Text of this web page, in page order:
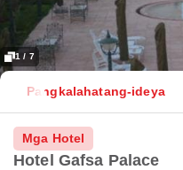
1 / 7
Pangkalahatang-ideya
Mga Hotel
Hotel Gafsa Palace